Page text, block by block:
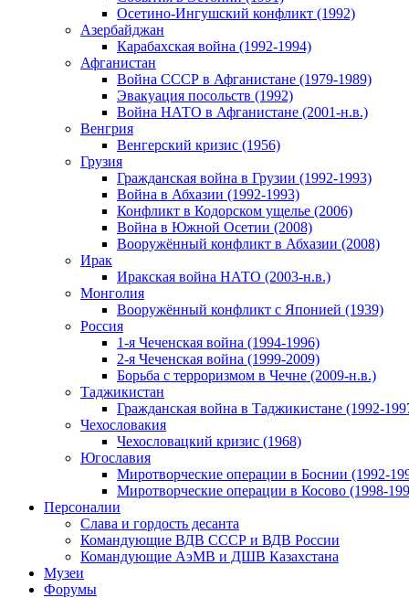
Осетино-Ингушский конфликт (1992)
Азербайджан
Карабахская война (1992-1994)
Афганистан
Война СССР в Афганистане (1979-1989)
Эвакуация посольств (1992)
Война НАТО в Афганистане (2001-н.в.)
Венгрия
Венгерский кризис (1956)
Грузия
Гражданская война в Грузии (1992-1993)
Война в Абхазии (1992-1993)
Конфликт в Кодорском ущелье (2006)
Война в Южной Осетии (2008)
Вооружённый конфликт в Абхазии (2008)
Ирак
Иракская война НАТО (2003-н.в.)
Монголия
Вооружённый конфликт с Японией (1939)
Россия
1-я Чеченская война (1994-1996)
2-я Чеченская война (1999-2009)
Борьба с терроризмом в Чечне (2009-н.в.)
Таджикистан
Гражданская война в Таджикистане (1992-
Чехословакия
Чехословацкий кризис (1968)
Югославия
Миротворческие операции в Боснии (1992-
Миротворческие операции в Косово (1998-
Персоналии
Слава и гордость десанта
Командующие ВДВ СССР и ВДВ России
Командующие АэМВ и ДШВ Казахстана
Музеи
Форумы